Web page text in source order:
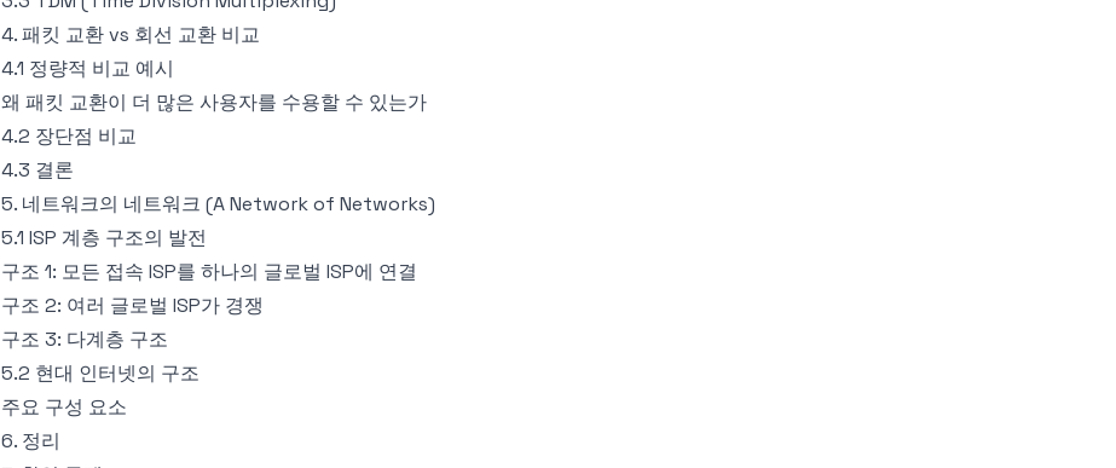
4. 패킷 교환 vs 회선 교환 비교
4.1 정량적 비교 예시
왜 패킷 교환이 더 많은 사용자를 수용할 수 있는가
4.2 장단점 비교
4.3 결론
5. 네트워크의 네트워크 (A Network of Networks)
5.1 ISP 계층 구조의 발전
구조 1: 모든 접속 ISP를 하나의 글로벌 ISP에 연결
구조 2: 여러 글로벌 ISP가 경쟁
구조 3: 다계층 구조
5.2 현대 인터넷의 구조
주요 구성 요소
6. 정리